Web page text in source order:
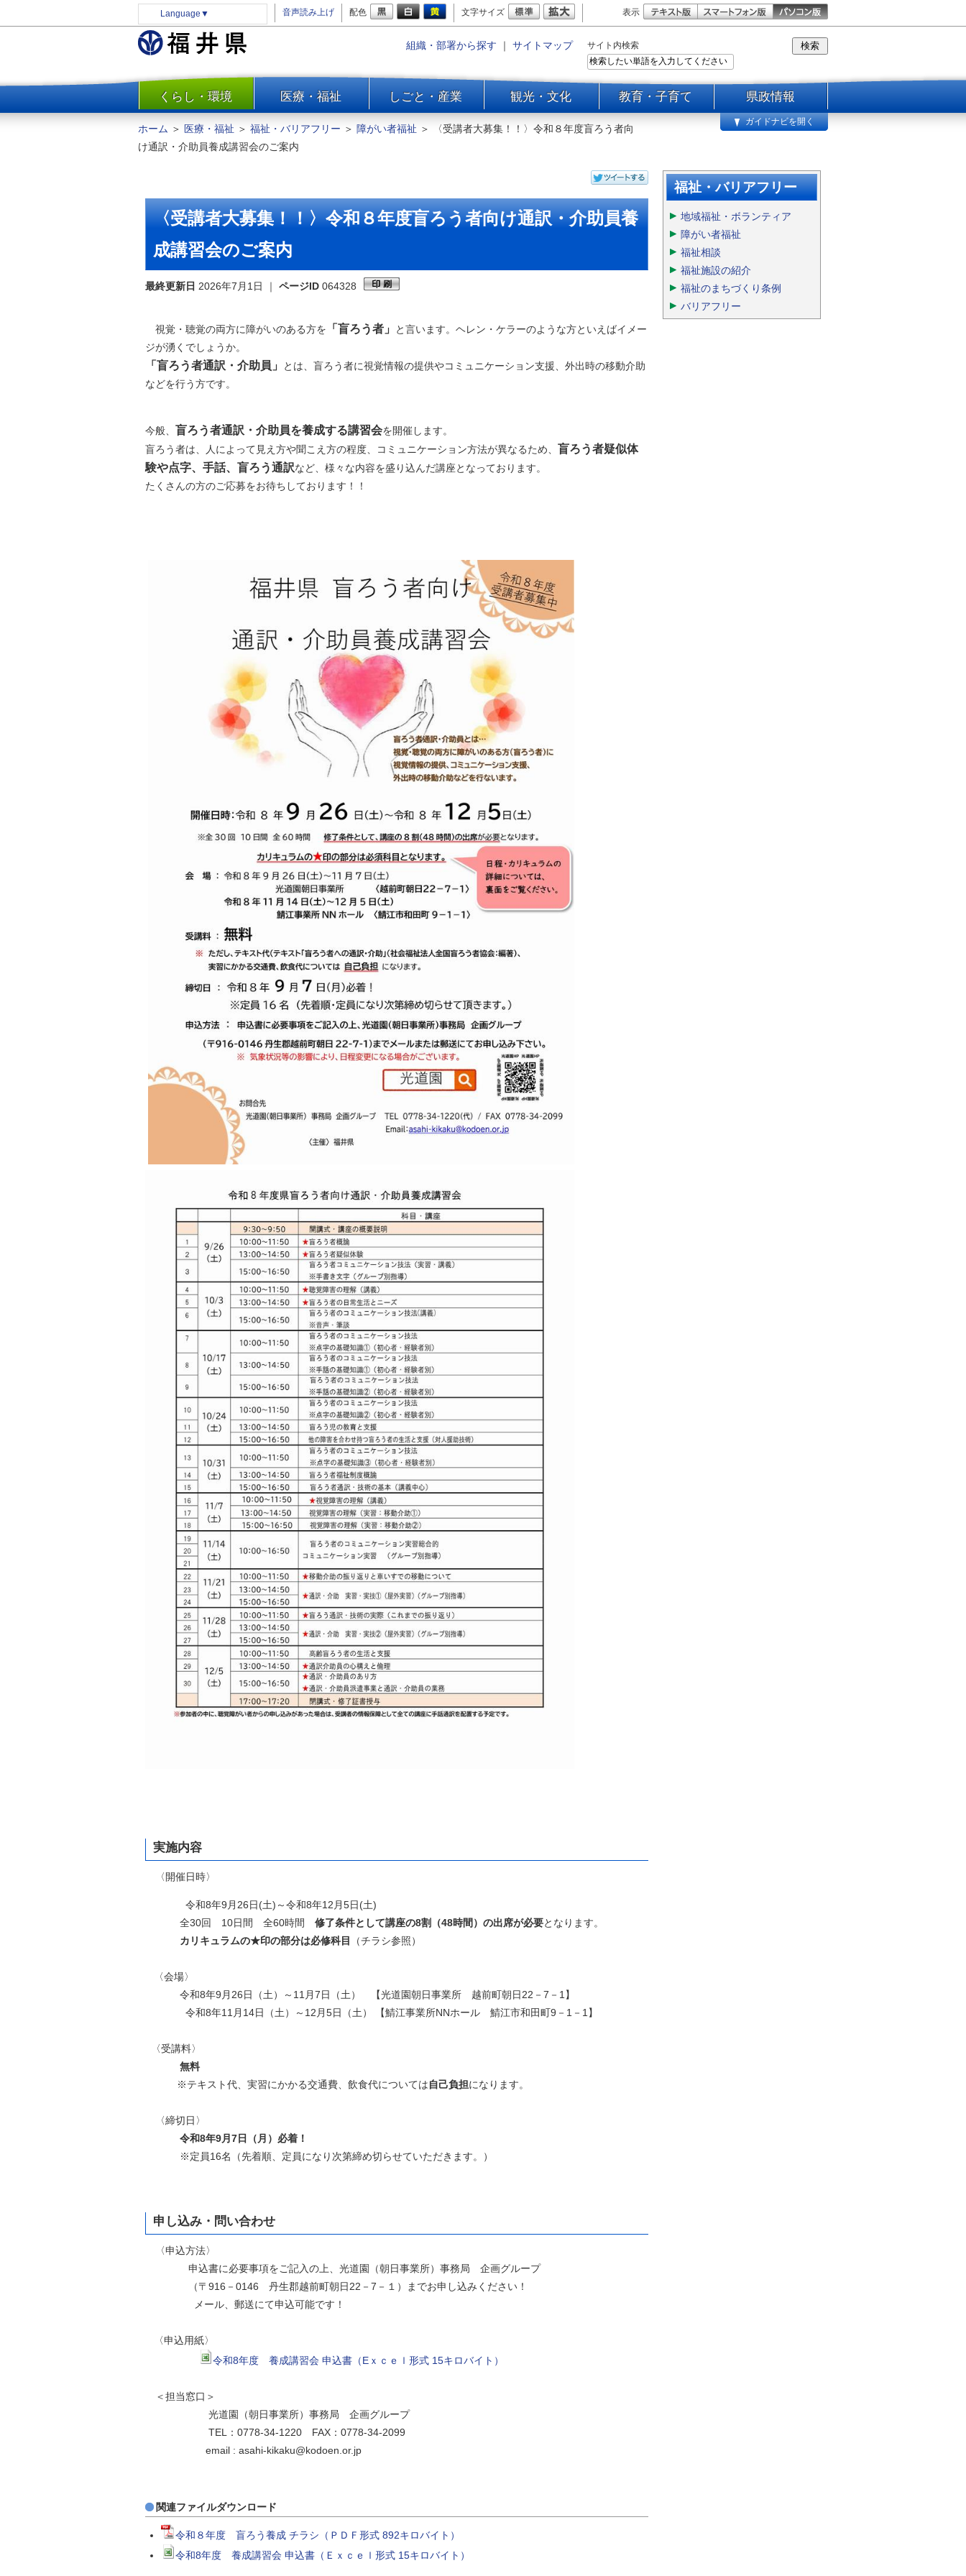
Language ▼ 音声読み上げ 配色 文字サイズ 表示
組織・部署から探す ｜ サイトマップ サイト内検索
一覧
くらし・環境 医療・福祉 しごと・産業 観光・文化 教育・子育て 県政情報
防災
安全安心
住まい・土地
環境問題・廃棄物対策・リサ
イクル
まちづくり
交通・道路
自然
ホーム ＞ 医療・福祉 ＞ 福祉・バリアフリー ＞ 障がい者福祉 ＞
〈受講者大募集！！〉令和８年度盲ろう者向
け通訳・介助員養成講習会のご案内
ガイドナビを開く
〈受講者大募集！！〉令和８年度盲ろう者向け通訳・介助員養
成講習会のご案内
最終更新日 2026年7月1日 ｜ ページID 064328
視覚・聴覚の両方に障がいのある方を 「盲ろう者」
と言います。ヘレン・ケラーのような方といえばイメー
ジが湧くでしょうか。
「盲ろう者通訳・介助員」
とは、盲ろう者に視覚情報の提供やコミュニケーション支援、外出時の移動介助
などを行う方です。
今般、 盲ろう者通訳・介助員を養成する講習会を開催します。
盲ろう者は、人によって見え方や聞こえ方の程度、コミュニケーション方法が異なるため、 盲ろう者疑似体
験や点字、手話、盲ろう通訳など、様々な内容を盛り込んだ講座となっております。
たくさんの方のご応募をお待ちしております！！
実施内容
〈開催日時〉
令和8年9月26日(土)～令和8年12月5日(土)
全30回 10日間 全60時間 修了条件として講座の8割（48時間）の出席が必要となります。
カリキュラムの★印の部分は必修科目
（チラシ参照）
〈会場〉
令和8年9月26日（土）～11月7日（土） 【光道園朝日事業所 越前町朝日22－7－1】
令和8年11月14日（土）～12月5日（土） 【鯖江事業所NNホール 鯖江市和田町9－1－1】
〈受講料〉
無料
※テキスト代、実習にかかる交通費、飲食代については自己負担になります。
〈締切日〉
令和8年9月7日（月）必着！
※定員16名（先着順、定員になり次第締め切らせていただきます。）
申し込み・問い合わせ
〈申込方法〉
申込書に必要事項をご記入の上、光道園（朝日事業所）事務局 企画グループ
（〒916－0146 丹生郡越前町朝日22－7－１）までお申し込みください！
メール、郵送にて申込可能です！
〈申込用紙〉
令和8年度 養成講習会 申込書（Eｘｃｅｌ形式 15キロバイト）
＜担当窓口＞
光道園（朝日事業所）事務局 企画グループ
TEL：0778-34-1220 FAX：0778-34-2099
email : asahi-kikaku@kodoen.or.jp
関連ファイルダウンロード
令和８年度 盲ろう養成 チラシ（ＰＤＦ形式 892キロバイト）
令和8年度 養成講習会 申込書（Ｅｘｃｅｌ形式 15キロバイト）
福祉・バリアフリー
地域福祉・ボランティア
障がい者福祉
福祉相談
福祉施設の紹介
福祉のまちづくり条例
バリアフリー